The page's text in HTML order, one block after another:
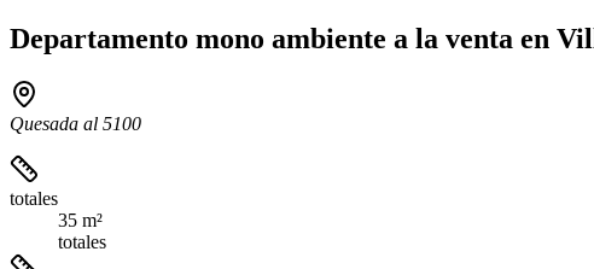
Departamento mono ambiente a la venta en
Quesada al 5100
totales
35 m²
totales